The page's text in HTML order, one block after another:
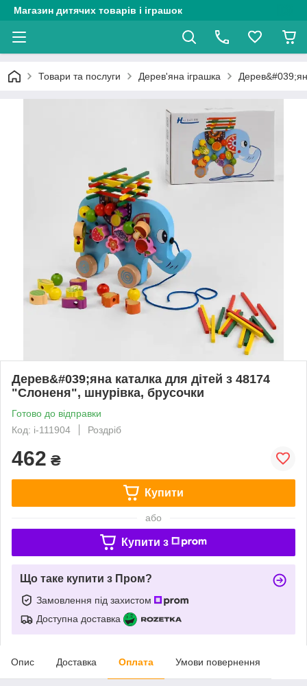
Магазин дитячих товарів і іграшок
Товари та послуги Дерев'яна іграшка
Дерев&#039;яна каталка для дітей з 48174
"Слоненя", шнурівка, брусочки
Готово до відправки
Код: i-111904
Роздріб
462 ₴
Купити
або
Купити з
Що таке купити з Пром?
Замовлення під захистом
Доступна доставка
Опис Доставка Оплата Умови повернення